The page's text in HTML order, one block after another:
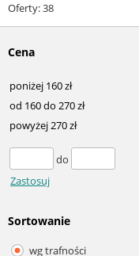
Oferty: 38
Cena
poniżej 160 zł
od 160 do 270 zł
powyżej 270 zł
do
Zastosuj
Sortowanie
wg trafności